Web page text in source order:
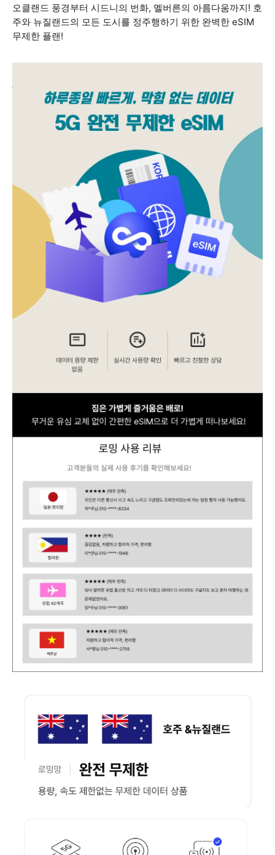
오클랜드 풍경부터 시드니의 번화, 멜버른의 아름다움까지! 호
주와 뉴질랜드의 모든 도시를 정주행하기 위한 완벽한 eSIM
무제한 플랜!